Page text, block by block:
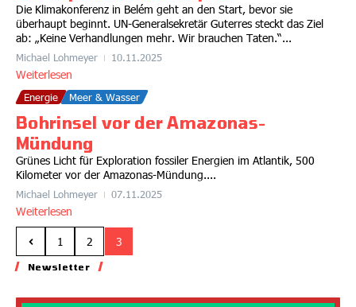
Die Klimakonferenz in Belém geht an den Start, bevor sie
überhaupt beginnt. UN-Generalsekretär Guterres steckt das Ziel
ab: „Keine Verhandlungen mehr. Wir brauchen Taten.“...
Michael Lohmeyer 10.11.2025
Weiterlesen
Energie Meer & Wasser
Bohrinsel vor der Amazonas-
Mündung
Grünes Licht für Exploration fossiler Energien im Atlantik, 500
Kilometer vor der Amazonas-Mündung....
Michael Lohmeyer 07.11.2025
Weiterlesen
1 2 3
Newsletter